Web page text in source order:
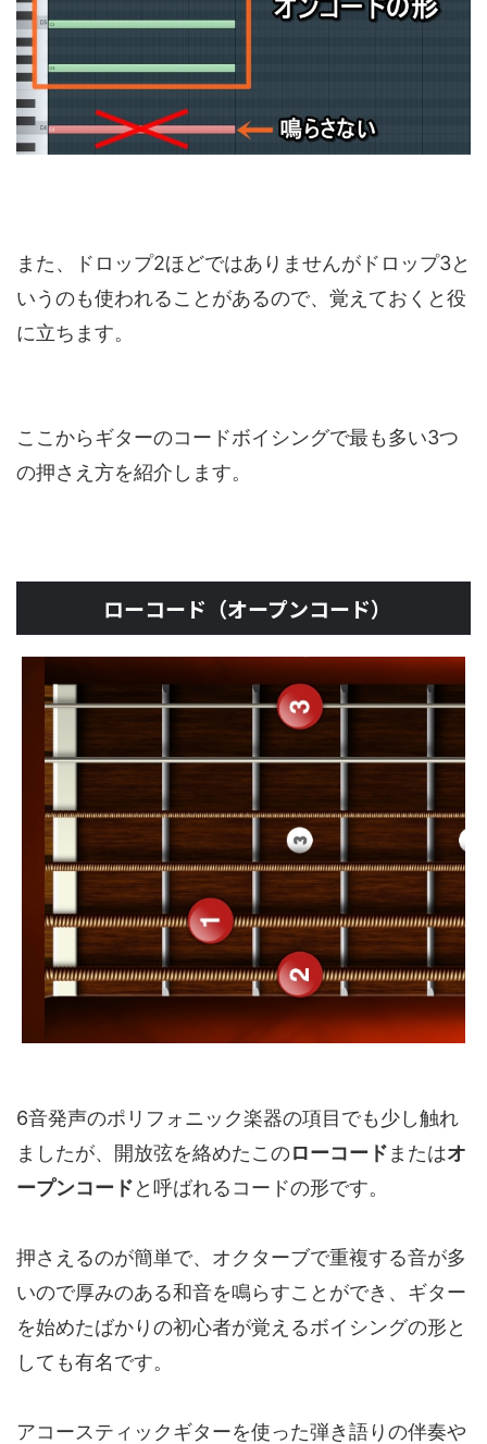
また、ドロップ2ほどではありませんがドロップ3と
いうのも使われることがあるので、覚えておくと役
に立ちます。
ここからギターのコードボイシングで最も多い3つ
の押さえ方を紹介します。
ローコード（オープンコード）
6音発声のポリフォニック楽器の項目でも少し触れ
ましたが、開放弦を絡めたこのローコード またはオ
ープンコードと呼ばれるコードの形です。
押さえるのが簡単で、オクターブで重複する音が多
いので厚みのある和音を鳴らすことができ、ギター
を始めたばかりの初心者が覚えるボイシングの形と
しても有名です。
アコースティックギターを使った弾き語りの伴奏や